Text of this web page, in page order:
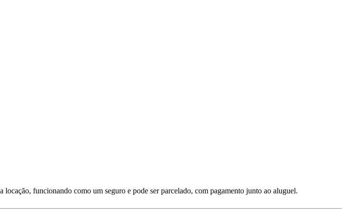
funcionando como um seguro e pode ser parcelado, com pagamento junto ao aluguel.